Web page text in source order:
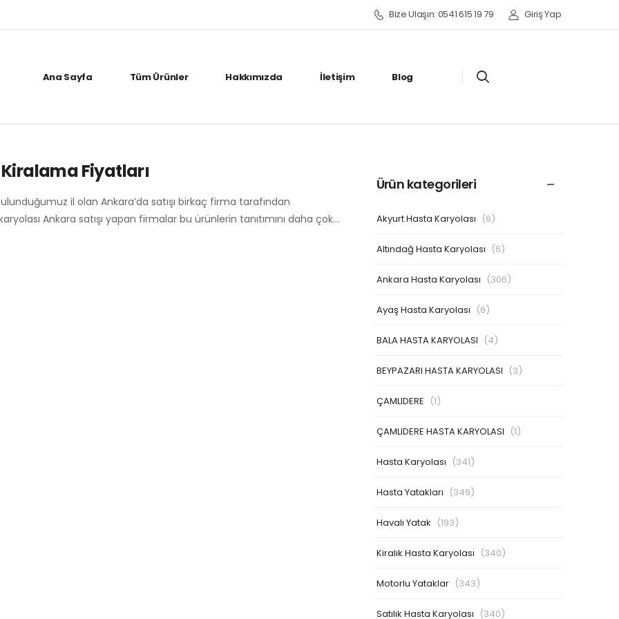
Bize Ulaşın: 0541 615 19 79 Giriş Yap
Ana Sayfa Tüm Ürünler Hakkımızda İletişim Blog
Fiyatları
il olan Ankara’da satışı birkaç firma tarafından
Ankara satışı yapan firmalar bu ürünlerin tanıtımını daha çok…
Ürün kategorileri
Akyurt Hasta Karyolası (6)
Altındağ Hasta Karyolası (6)
Ankara Hasta Karyolası (306)
Ayaş Hasta Karyolası (6)
BALA HASTA KARYOLASI (4)
BEYPAZARI HASTA KARYOLASI (3)
ÇAMLIDERE (1)
ÇAMLIDERE HASTA KARYOLASI (1)
Hasta Karyolası (341)
Hasta Yatakları (349)
Havalı Yatak (193)
Kiralık Hasta Karyolası (340)
Motorlu Yataklar (343)
Satılık Hasta Karyolası (340)